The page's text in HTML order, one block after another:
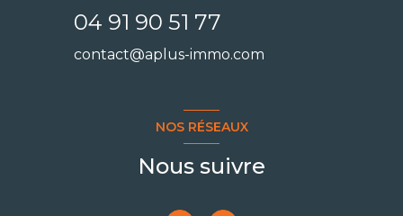
04 91 90 51 77
contact@aplus-immo.com
NOS RÉSEAUX
Nous suivre